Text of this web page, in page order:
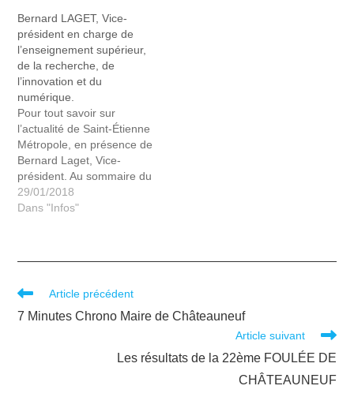
Bernard LAGET, Vice-
président en charge de
l’enseignement supérieur,
de la recherche, de
l’innovation et du
numérique.
Pour tout savoir sur
l’actualité de Saint-Étienne
Métropole, en présence de
Bernard Laget, Vice-
président. Au sommaire du
JT : innovation, recherche,
enseignement supérieur,
Laget à 4.48 minutes
29/01/2018
Dans "Infos"
Article précédent
7 Minutes Chrono Maire de Châteauneuf
Article suivant
Les résultats de la 22ème FOULÉE DE
CHÂTEAUNEUF